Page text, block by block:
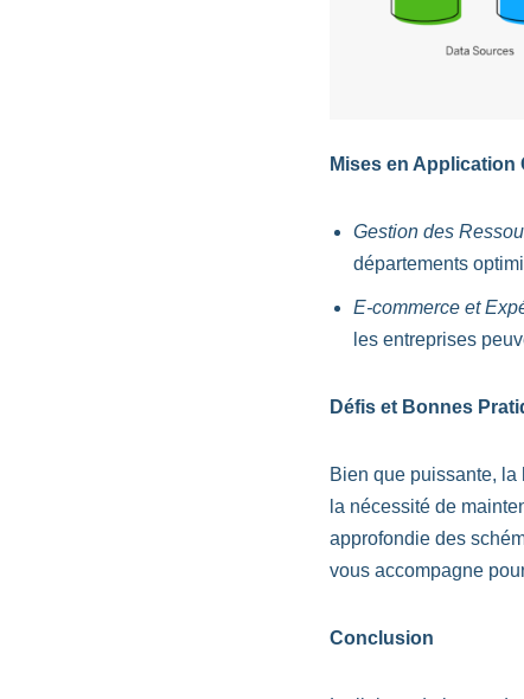
Mises en Application
Gestion des
départements
E-commerce et
les entreprises
Défis et Bonnes
Bien que puissante,
la nécessité de
approfondie des
vous accompagne
Conclusion